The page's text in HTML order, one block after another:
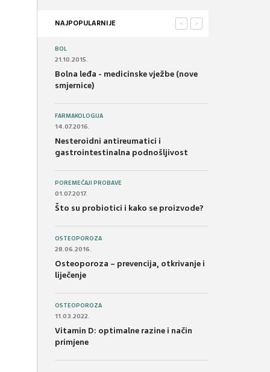
NAJPOPULARNIJE >
<
BOL
21.10.2015.
Bolna leđa - medicinske vježbe (nove
smjernice)
FARMAKOLOGIJA
14.07.2016.
Nesteroidni antireumatici i
gastrointestinalna podnošljivost
POREMEĆAJI PROBAVE
01.07.2017.
Što su probiotici i kako se proizvode?
OSTEOPOROZA
28.06.2016.
Osteoporoza – prevencija, otkrivanje i
liječenje
OSTEOPOROZA
11.03.2022.
Vitamin D: optimalne razine i način
primjene